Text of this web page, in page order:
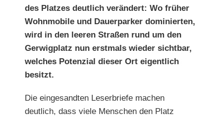
des Platzes deutlich verändert: Wo früher
Wohnmobile und Dauerparker dominierten,
wird in den leeren Straßen rund um den
Gerwigplatz nun erstmals wieder sichtbar,
welches Potenzial dieser Ort eigentlich
besitzt.
Die eingesandten Leserbriefe machen
deutlich, dass viele Menschen den Platz